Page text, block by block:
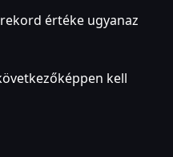
értéke ugyanaz
kell